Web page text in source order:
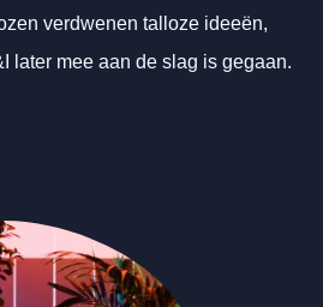
verdwenen talloze ideeën,
later mee aan de slag is gegaan.